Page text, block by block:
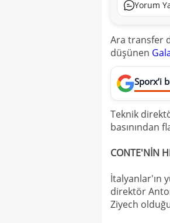
Yorum
Ara transfer
düşünen
Sporx’i
Teknik
basınından
CONTE'NİN
İtalyanlar'ın
direktör
Ziyech